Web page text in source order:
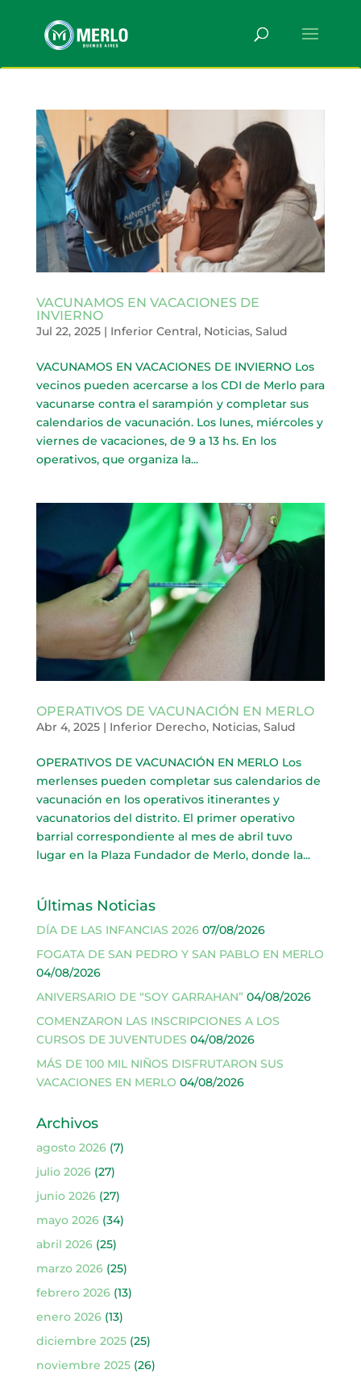
VACUNAMOS EN VACACIONES DE
INVIERNO
Jul 22, 2025| Inferior Central, Noticias, Salud
VACUNAMOS EN VACACIONES DE INVIERNO Los
vecinos pueden acercarse a los CDI de Merlo para
vacunarse contra el sarampión y completar sus
calendarios de vacunación. Los lunes, miércoles y
viernes de vacaciones, de 9 a 13 hs. En los
operativos, que organiza la...
OPERATIVOS DE VACUNACIÓN EN MERLO
Abr 4, 2025| Inferior Derecho, Noticias, Salud
OPERATIVOS DE VACUNACIÓN EN MERLO Los
merlenses pueden completar sus calendarios de
vacunación en los operativos itinerantes y
vacunatorios del distrito. El primer operativo
barrial correspondiente al mes de abril tuvo
lugar en la Plaza Fundador de Merlo, donde la...
Últimas Noticias
DÍA DE LAS INFANCIAS 2026 07/08/2026
FOGATA DE SAN PEDRO Y SAN PABLO EN MERLO
04/08/2026
ANIVERSARIO DE “SOY GARRAHAN” 04/08/2026
COMENZARON LAS INSCRIPCIONES A LOS
CURSOS DE JUVENTUDES 04/08/2026
MÁS DE 100 MIL NIÑOS DISFRUTARON SUS
VACACIONES EN MERLO 04/08/2026
Archivos
agosto 2026(7)
julio 2026(27)
junio 2026(27)
mayo 2026(34)
abril 2026(25)
marzo 2026(25)
febrero 2026(13)
enero 2026(13)
diciembre 2025(25)
noviembre 2025(26)